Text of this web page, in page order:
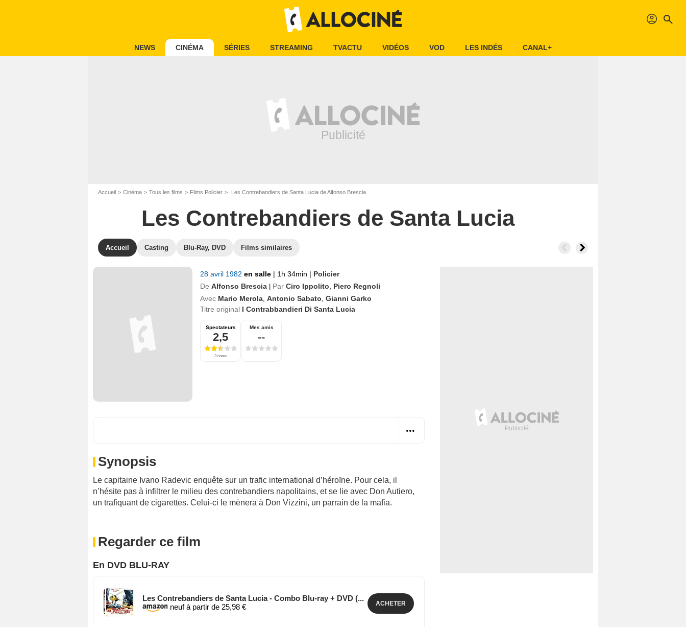
profil search
NEWS CINÉMA SÉRIES STREAMING TVACTU VIDÉOS VOD LES INDÉS CANAL+
Accueil Cinéma Tous les films Films Policier Les Contrebandiers de Santa Lucia de Alfonso Brescia
Les Contrebandiers de Santa Lucia
Accueil Casting Blu-Ray, DVD Films similaires
28 avril 1982 en salle | 1h 34min | Policier
De Alfonso Brescia Par Ciro Ippolito
Piero Regnoli
Avec Mario Merola Antonio Sabato Gianni Garko
Titre original I Contrabbandieri Di Santa Lucia
Spectateurs
2,5
3 notes
Mes amis
--
Synopsis
Le capitaine Ivano Radevic enquête sur un trafic international d’héroïne. Pour cela, il
n’hésite pas à infiltrer le milieu des contrebandiers napolitains, et se lie avec Don Autiero,
un trafiquant de cigarettes. Celui-ci le mènera à Don Vizzini, un parrain de la mafia.
Regarder ce film
En DVD BLU-RAY
Les Contrebandiers de Santa Lucia - Combo Blu-ray + DVD (...
neuf à partir de 25,98 €
ACHETER